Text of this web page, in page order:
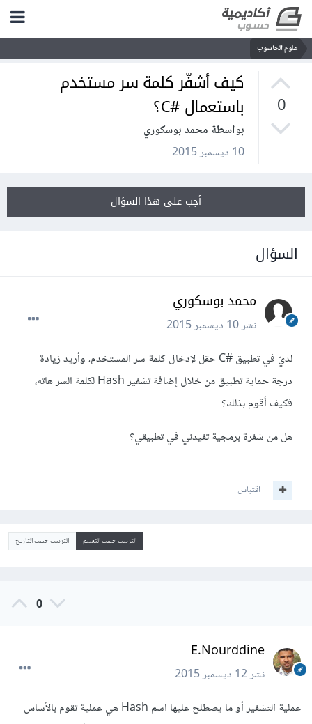
علوم الحاسوب
0
كيف أشفّر كلمة سر مستخدم
باستعمال #C؟
بواسطة محمد بوسكوري
10 ديسمبر 2015
أجب على هذا السؤال
السؤال
محمد بوسكوري
نشر10 ديسمبر 2015
لديّ في تطبيق #C حقل لإدخال كلمة سر المستخدم، وأريد زيادة
درجة حماية تطبيق من خلال إضافة تشفير Hash لكلمة السر هاته،
فكيف أقوم بذلك؟
هل من شفرة برمجية تفيدني في تطبيقي؟
اقتباس
الترتيب حسب التقييم الترتيب حسب التاريخ
0
E.Nourddine
نشر12 ديسمبر 2015
عملية التشفير أو ما يصطلح عليها اسم Hash هي عملية تقوم بالأساس